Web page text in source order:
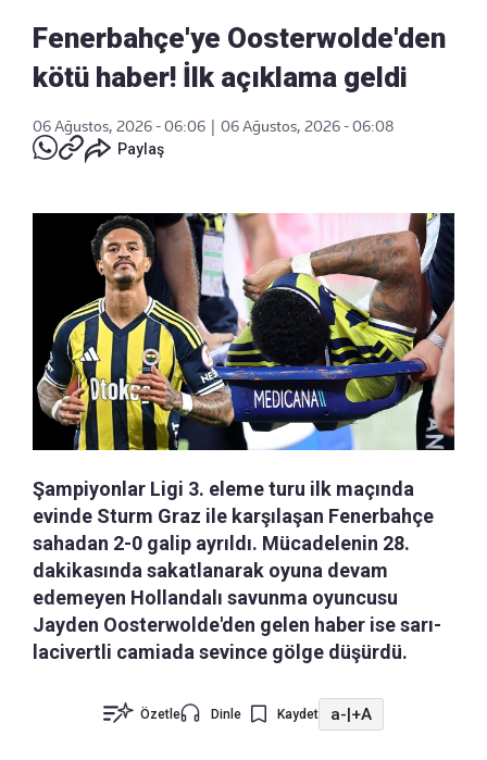
Fenerbahçe'ye Oosterwolde'den
kötü haber! İlk açıklama geldi
06 Ağustos, 2026 - 06:06
06 Ağustos, 2026 - 06:08
Paylaş
Şampiyonlar Ligi 3. eleme turu ilk maçında
evinde Sturm Graz ile karşılaşan Fenerbahçe
sahadan 2-0 galip ayrıldı. Mücadelenin 28.
dakikasında sakatlanarak oyuna devam
edemeyen Hollandalı savunma oyuncusu
Jayden Oosterwolde'den gelen haber ise sarı-
lacivertli camiada sevince gölge düşürdü.
Özetle Dinle Kaydet a-|+A